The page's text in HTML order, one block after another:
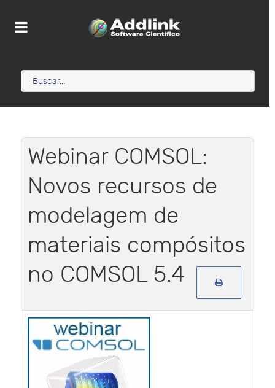
Webinar COMSOL:
Novos recursos de
modelagem de
materiais compósitos
no COMSOL 5.4